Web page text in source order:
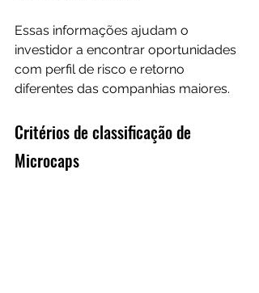
Essas informações ajudam o
investidor a encontrar oportunidades
com perfil de risco e retorno
diferentes das companhias maiores.
Critérios de classificação de
Microcaps